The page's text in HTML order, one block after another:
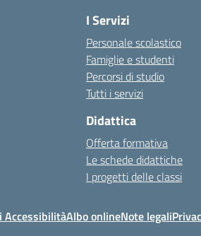
I Servizi
Personale scolastico
Famiglie e studenti
Percorsi di studio
Tutti i servizi
Didattica
Offerta formativa
Le schede didattiche
I progetti delle classi
Albo onlineNote legali